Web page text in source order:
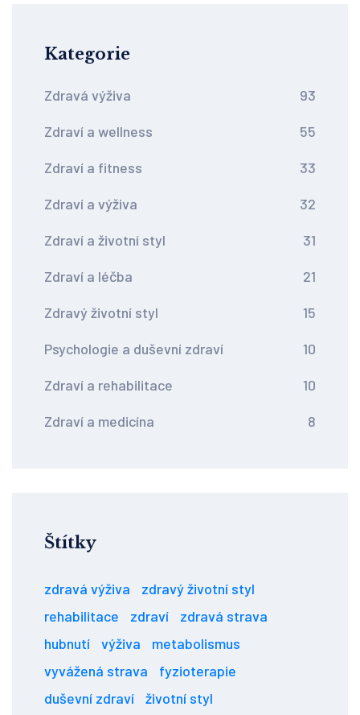
Kategorie
Zdravá výživa 93
Zdraví a wellness 55
Zdraví a fitness 33
Zdraví a výživa 32
Zdraví a životní styl 31
Zdraví a léčba 21
Zdravý životní styl 15
Psychologie a duševní zdraví 10
Zdraví a rehabilitace 10
Zdraví a medicína 8
Štítky
zdravá výživa
zdravý životní styl
rehabilitace
zdraví
zdravá strava
hubnutí
výživa
metabolismus
vyvážená strava
fyzioterapie
duševní zdraví
životní styl